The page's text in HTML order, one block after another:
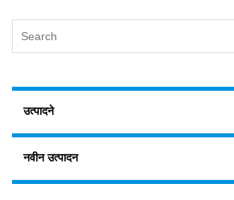
उत्पादने
नवीन उत्पादन